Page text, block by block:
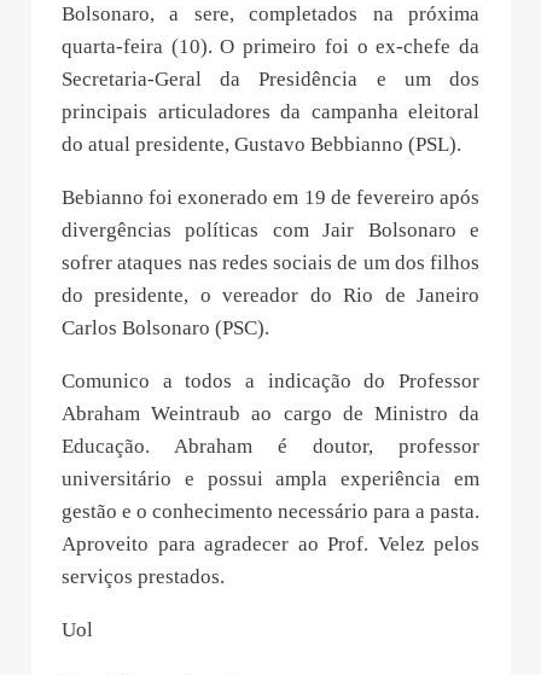
Bolsonaro, a sere, completados na próxima
quarta-feira (10). O primeiro foi o ex-chefe da
Secretaria-Geral da Presidência e um dos
principais articuladores da campanha eleitoral
do atual presidente, Gustavo Bebbianno (PSL).
Bebianno foi exonerado em 19 de fevereiro após
divergências políticas com Jair Bolsonaro e
sofrer ataques nas redes sociais de um dos filhos
do presidente, o vereador do Rio de Janeiro
Carlos Bolsonaro (PSC).
Comunico a todos a indicação do Professor
Abraham Weintraub ao cargo de Ministro da
Educação. Abraham é doutor, professor
universitário e possui ampla experiência em
gestão e o conhecimento necessário para a pasta.
Aproveito para agradecer ao Prof. Velez pelos
serviços prestados.
Uol